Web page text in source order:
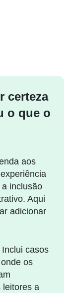
certeza
o que o
aos
inclusão
Aqui
adicionar
Inclui casos
os
leitores a